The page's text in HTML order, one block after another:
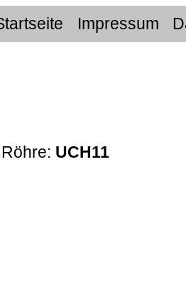
Impressum
UCH11